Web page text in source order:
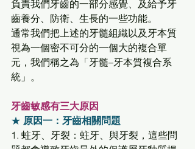
負責我們牙齒的一部分感覺、及給予牙
齒養分、防衛、生長的一些功能。
通常我們把上述的牙髓組織以及牙本質
視為一個密不可分的一個大的複合單
元，我們稱之為「牙髓–牙本質複合系
統」。
牙齒敏感有三大原因
★ 原因一：牙齒相關問題
1. 蛀牙、牙裂：蛀牙、與牙裂，這些問